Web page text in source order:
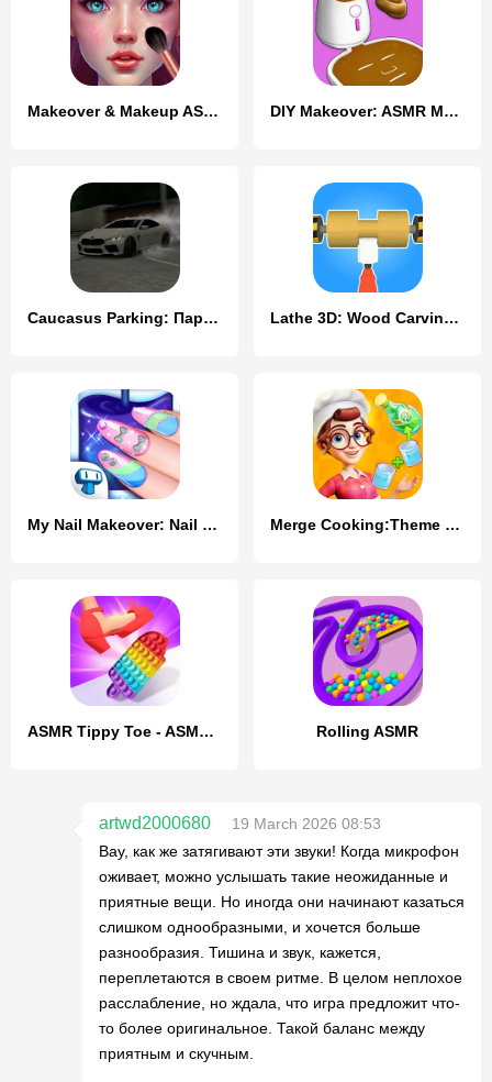
Makeover & Makeup ASMR DIY Makeover: ASMR Mask 3D
Caucasus Parking: Парковка 3D Lathe 3D: Wood Carving Offline
My Nail Makeover: Nail Salon Merge Cooking:Theme Restaurant
ASMR Tippy Toe - ASMR Games Rolling ASMR
artwd2000680
19 March 2026 08:53
Вау, как же затягивают эти звуки! Когда микрофон
оживает, можно услышать такие неожиданные и
приятные вещи. Но иногда они начинают казаться
слишком однообразными, и хочется больше
разнообразия. Тишина и звук, кажется,
переплетаются в своем ритме. В целом неплохое
расслабление, но ждала, что игра предложит что-
то более оригинальное. Такой баланс между
приятным и скучным.